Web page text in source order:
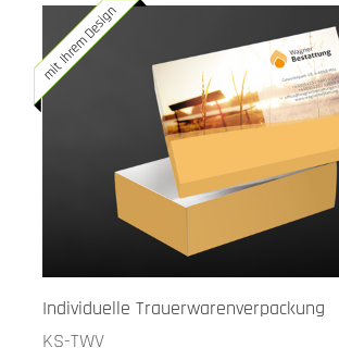
mit Ihrem Design
Individuelle Trauerwarenverpackung
KS-TWV